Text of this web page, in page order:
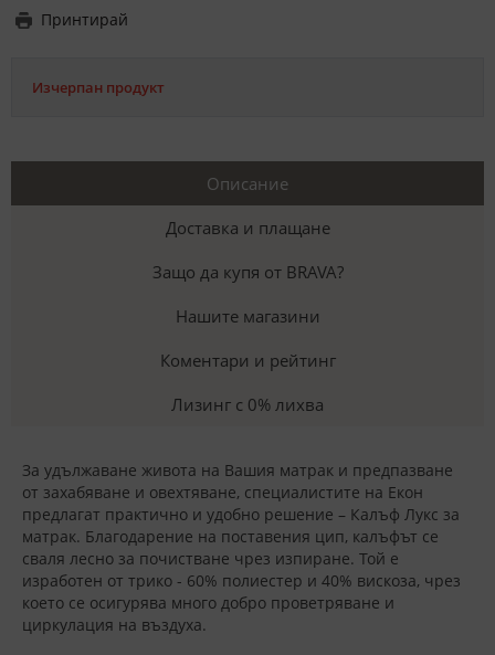
Принтирай
Изчерпан продукт
Описание
Доставка и плащане
Защо да купя от BRAVA?
Нашите магазини
Коментари и рейтинг
Лизинг с 0% лихва
За удължаване живота на Вашия матрак и предпазване
от захабяване и овехтяване, специалистите на Екон
предлагат практично и удобно решение – Калъф Лукс за
матрак. Благодарение на поставения цип, калъфът се
сваля лесно за почистване чрез изпиране. Той е
изработен от трико - 60% полиестер и 40% вискоза, чрез
което се осигурява много добро проветряване и
циркулация на въздуха.